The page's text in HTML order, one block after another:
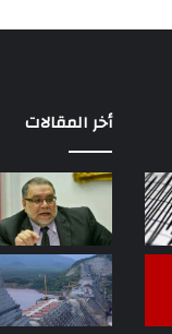
أخر المقالات
بعد
إخلاء
سبيله..
دفاع
عامل
المطبعة
في
منذ 15 ساعة